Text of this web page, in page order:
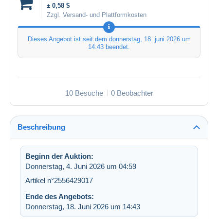
± 0,58 $
Zzgl. Versand- und Plattformkosten
Dieses Angebot ist seit dem donnerstag, 18. juni 2026 um
14:43 beendet.
10 Besuche 0 Beobachter
Beschreibung
Beginn der Auktion:
Donnerstag, 4. Juni 2026 um 04:59
Artikel n°2556429017
Ende des Angebots:
Donnerstag, 18. Juni 2026 um 14:43